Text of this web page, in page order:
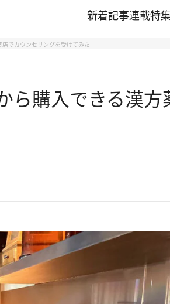
新着記事連載特集
でカウンセリングを受けてみた
ら購入できる漢